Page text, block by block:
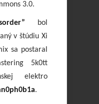
3.0.
bol
v štúdiu Xi
sa postaral
5k0tt
elektro
.